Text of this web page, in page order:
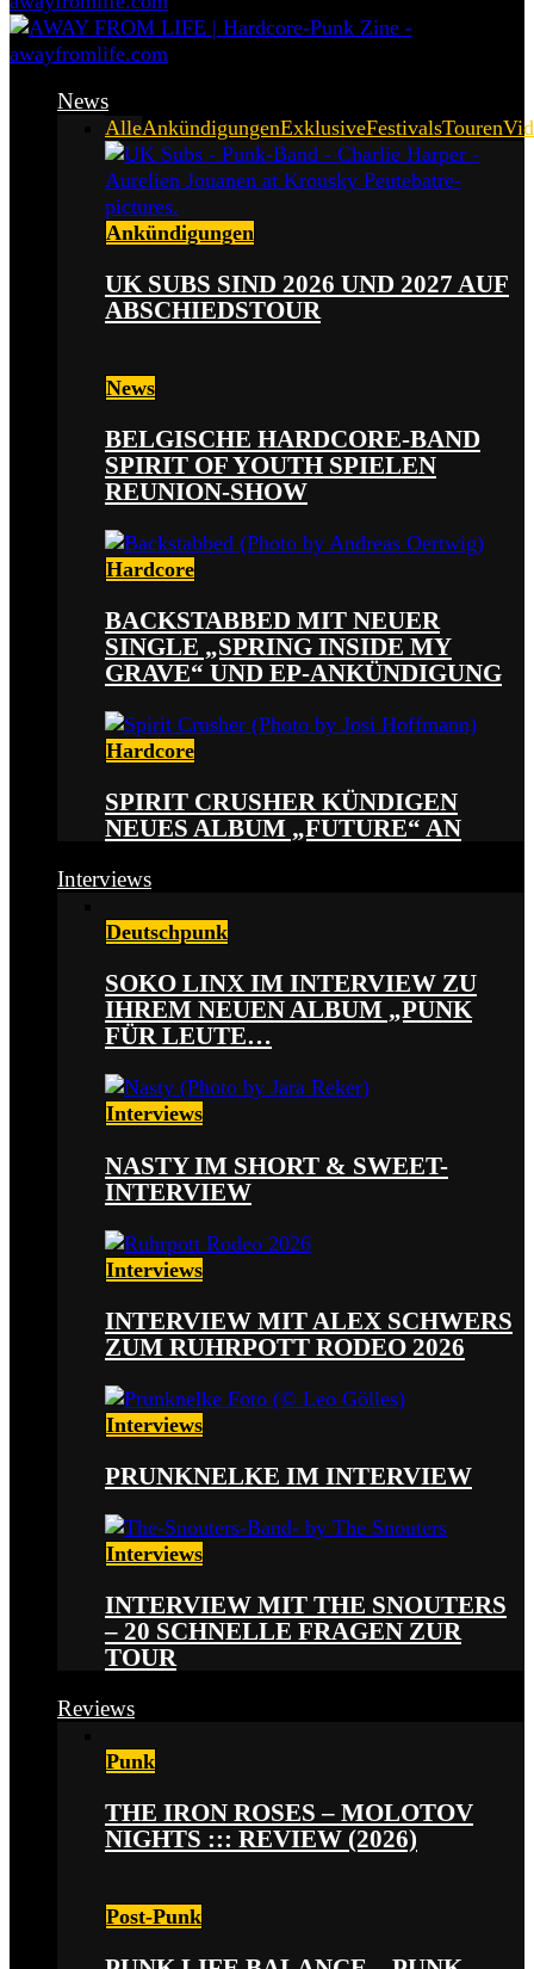
News
AlleAnkündigungenExklusiveFestivalsTouren
Ankündigungen
UK SUBS SIND 2026 UND 2027 AUF
ABSCHIEDSTOUR
News
BELGISCHE HARDCORE-BAND
SPIRIT OF YOUTH SPIELEN
REUNION-SHOW
Hardcore
BACKSTABBED MIT NEUER
SINGLE „SPRING INSIDE MY
GRAVE“ UND EP-ANKÜNDIGUNG
Hardcore
SPIRIT CRUSHER KÜNDIGEN
NEUES ALBUM „FUTURE“ AN
Interviews
Deutschpunk
SOKO LINX IM INTERVIEW ZU
IHREM NEUEN ALBUM „PUNK
FÜR LEUTE…
Interviews
NASTY IM SHORT & SWEET-
INTERVIEW
Interviews
INTERVIEW MIT ALEX SCHWERS
ZUM RUHRPOTT RODEO 2026
Interviews
PRUNKNELKE IM INTERVIEW
Interviews
INTERVIEW MIT THE SNOUTERS
– 20 SCHNELLE FRAGEN ZUR
TOUR
Reviews
Punk
THE IRON ROSES – MOLOTOV
NIGHTS ::: REVIEW (2026)
Post-Punk